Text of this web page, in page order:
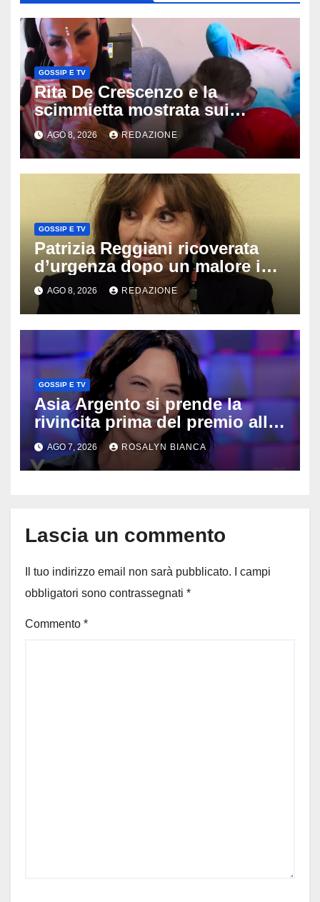
GOSSIP E TV
Rita De Crescenzo e la
scimmietta mostrata sui
social: scattano esposti, cosa
rischia l’influencer
AGO 8, 2026 REDAZIONE
GOSSIP E TV
Patrizia Reggiani ricoverata
d’urgenza dopo un malore in
vacanza: come sta oggi l’ex
Lady Gucci
AGO 8, 2026 REDAZIONE
GOSSIP E TV
Asia Argento si prende la
rivincita prima del premio alla
carriera: «Mi chiamano
raccomandata e cagna»
AGO 7, 2026 ROSALYN BIANCA
Lascia un commento
Il tuo indirizzo email non sarà pubblicato.
I campi
obbligatori sono contrassegnati *
Commento *